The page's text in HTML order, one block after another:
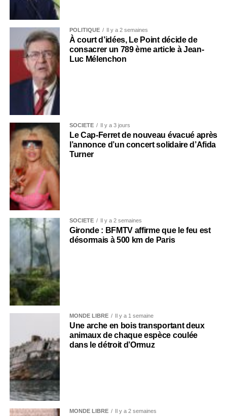
POLITIQUE Il y a 2 semaines
À court d’idées, Le Point décide de
consacrer un 789 ème article à Jean-
Luc Mélenchon
SOCIÉTÉ Il y a 3 jours
Le Cap-Ferret de nouveau évacué après
l’annonce d’un concert solidaire d’Afida
Turner
SOCIÉTÉ Il y a 2 semaines
Gironde : BFMTV affirme que le feu est
désormais à 500 km de Paris
MONDE LIBRE Il y a 1 semaine
Une arche en bois transportant deux
animaux de chaque espèce coulée
dans le détroit d’Ormuz
MONDE LIBRE Il y a 2 semaines